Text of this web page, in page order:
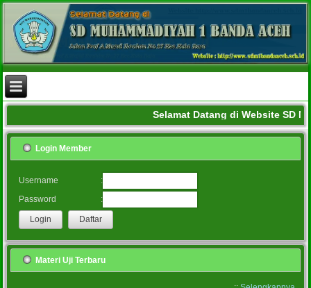
Selamat Datang di Website SD
Login Member
Username
:
Password
:
Materi Uji Terbaru